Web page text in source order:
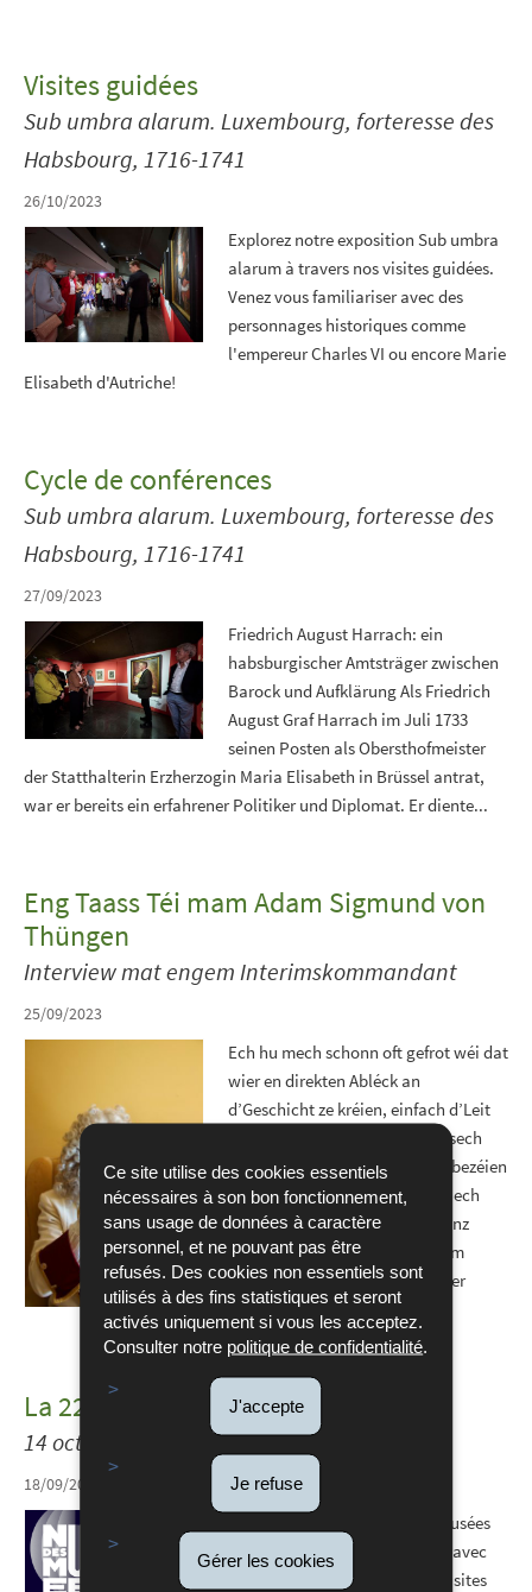
Ce site utilise des cookies essentiels
nécessaires à son bon fonctionnement,
sans usage de données à caractère
personnel, et ne pouvant pas être
refusés. Des cookies non essentiels sont
utilisés à des fins statistiques et seront
activés uniquement si vous les acceptez.
Consulter notre politique de confidentialité
J'accepte
Je refuse
Gérer les cookies
Visites guidées
Sub umbra alarum. Luxembourg, forteresse des
Habsbourg, 1716-1741
26/10/2023
Explorez notre exposition Sub umbra
alarum à travers nos visites guidées.
Venez vous familiariser avec des
personnages historiques comme
l'empereur Charles VI ou encore Marie
Elisabeth d'Autriche!
Cycle de conférences
Sub umbra alarum. Luxembourg, forteresse des
Habsbourg, 1716-1741
27/09/2023
Friedrich August Harrach: ein
habsburgischer Amtsträger zwischen
Barock und Aufklärung Als Friedrich
August Graf Harrach im Juli 1733
seinen Posten als Obersthofmeister
der Statthalterin Erzherzogin Maria Elisabeth in Brüssel antrat,
war er bereits ein erfahrener Politiker und Diplomat. Er diente...
Eng Taass Téi mam Adam Sigmund von
Thüngen
Interview mat engem Interimskommandant
25/09/2023
Ech hu mech schonn oft gefrot wéi dat
wier en direkten Abléck an
d’Geschicht ze kréien, einfach d’Leit
aus der Zäit froen ze kënnen a sech
net just op Bicher an Artikelen bezéien
ze mussen.. Genau déi Éier hat ech
dëse Summer: en direkten a ganz
éierlechen Interview mam Adam
Sigmund von Thüngen bei enger
Taass Téi.
La 22e édition de la Nuit des Musées
14 octobre 2023
18/09/2023
La 22e édition de la Nuit des Musées
vous attend le 14 octobre 2023 avec
un programme spécifique de visites